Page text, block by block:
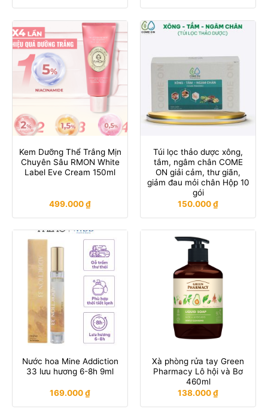
Kem Dưỡng Thể Trắng Mịn
Chuyên Sâu RMON White
Label Eve Cream 150ml
499.000₫
Túi lọc thảo dược xông,
tắm, ngâm chân COME
ON giải cảm, thư giãn,
giảm đau mỏi chân Hộp 10
gói
150.000₫
Nước hoa Mine Addiction
33 lưu hương 6-8h 9ml
169.000₫
Xà phòng rửa tay Green
Pharmacy Lô hội và Bơ
460ml
138.000₫